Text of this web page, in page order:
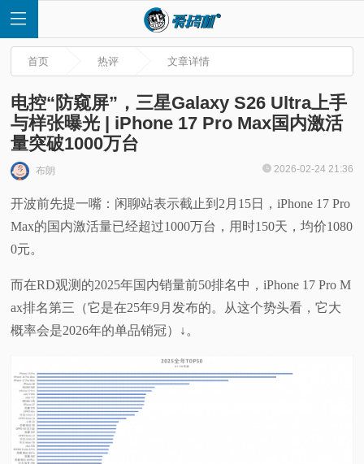
首
快
评
视
频
首页 热评 文章详情
电控“防窥屏”，三星Galaxy S26 Ultra上手
与样张曝光 | iPhone 17 Pro Max国内激活
量突破1000万台
布朗 2026-02-24 21:36
开波前先提一嘴：闲聊站表示截止到2月15日，iPhone 17 Pro
Max的国内激活量已经超过1000万台，用时150天，均价1080
0元。
而在RD观测的2025年国内销量前50排名中，iPhone 17 Pro M
ax排名第三（它是在25年9月发布的。从这个势头看，它大
概率会是2026年的单品销冠）↓。